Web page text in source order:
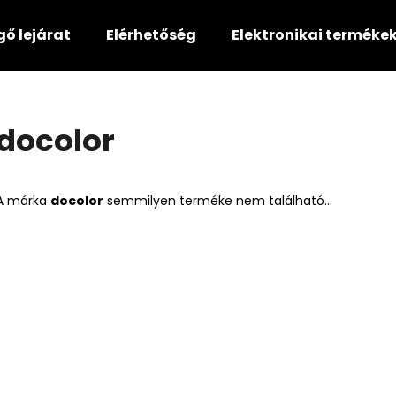
lejárat Elérhetőség Elektronikai
márka docolor semmilyen terméke nem található...